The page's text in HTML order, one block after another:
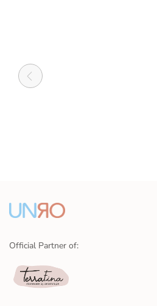
Official Partner of: